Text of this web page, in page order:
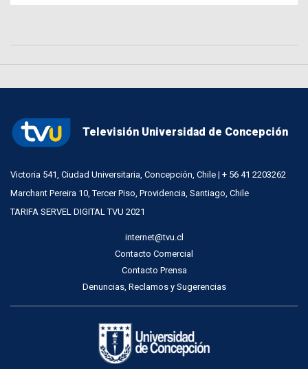
Televisión Universidad de Concepción
Victoria 541, Ciudad Universitaria, Concepción, Chile | + 56 41 2203262
Marchant Pereira 10, Tercer Piso, Providencia, Santiago, Chile
TARIFA SERVEL DIGITAL TVU 2021
internet@tvu.cl
Contacto Comercial
Contacto Prensa
Denuncias, Reclamos y Sugerencias